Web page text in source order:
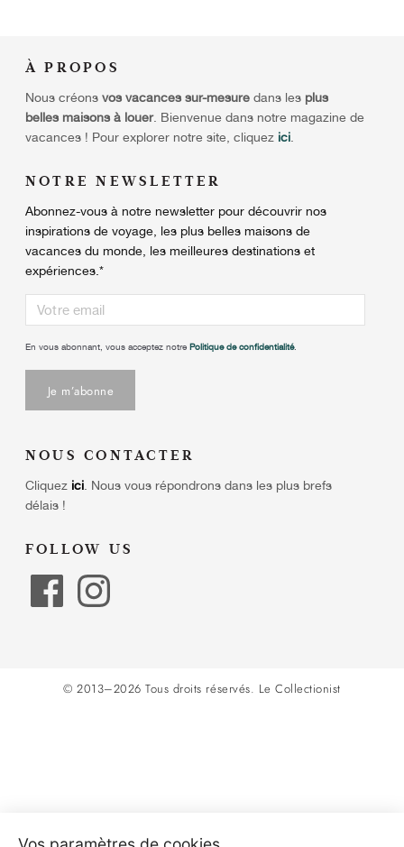
À PROPOS
Nous créons vos vacances sur-mesure dans les plus
belles maisons à louer. Bienvenue dans notre magazine de
vacances ! Pour explorer notre site, cliquez ici
NOTRE NEWSLETTER
Abonnez-vous à notre newsletter pour découvrir nos
inspirations de voyage, les plus belles maisons de
vacances du monde, les meilleures destinations et
expériences. *
En vous abonnant, vous acceptez notre Politique de confidentialité.
NOUS CONTACTER
Cliquez ici Nous vous répondrons dans les plus brefs
délais !
FOLLOW US
© 2013–2026 Tous droits réservés. Le Collectionist